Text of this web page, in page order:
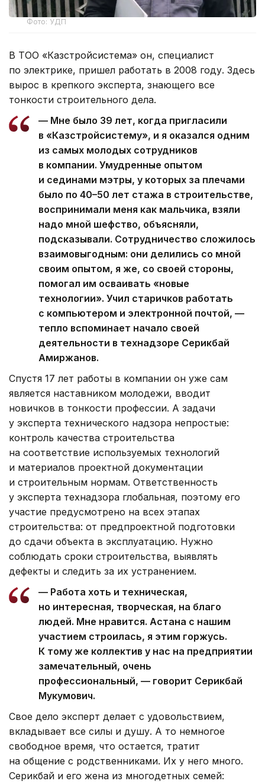
Фото: УДП
В ТОО «Казстройсистема» он, специалист
по электрике, пришел работать в 2008 году. Здесь
вырос в крепкого эксперта, знающего все
тонкости строительного дела.
— Мне было 39 лет, когда пригласили
в «Казстройсистему», и я оказался одним
из самых молодых сотрудников
в компании. Умудренные опытом
и сединами мэтры, у которых за плечами
было по 40–50 лет стажа в строительстве,
воспринимали меня как мальчика, взяли
надо мной шефство, объясняли,
подсказывали. Сотрудничество сложилось
взаимовыгодным: они делились со мной
своим опытом, я же, со своей стороны,
помогал им осваивать «новые
технологии». Учил старичков работать
с компьютером и электронной почтой, —
тепло вспоминает начало своей
деятельности в технадзоре Серикбай
Амиржанов.
Спустя 17 лет работы в компании он уже сам
является наставником молодежи, вводит
новичков в тонкости профессии. А задачи
у эксперта технического надзора непростые:
контроль качества строительства
на соответствие используемых технологий
и материалов проектной документации
и строительным нормам. Ответственность
у эксперта технадзора глобальная, поэтому его
участие предусмотрено на всех этапах
строительства: от предпроектной подготовки
до сдачи объекта в эксплуатацию. Нужно
соблюдать сроки строительства, выявлять
дефекты и следить за их устранением.
— Работа хоть и техническая,
но интересная, творческая, на благо
людей. Мне нравится. Астана с нашим
участием строилась, я этим горжусь.
К тому же коллектив у нас на предприятии
замечательный, очень
профессиональный, — говорит Серикбай
Мукумович.
Свое дело эксперт делает с удовольствием,
вкладывает все силы и душу. А то немногое
свободное время, что остается, тратит
на общение с родственниками. Их у него много.
Серикбай и его жена из многодетных семей: